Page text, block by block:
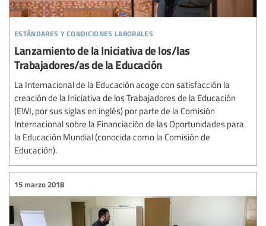
estándares y condiciones laborales
Lanzamiento de la Iniciativa de los/las
Trabajadores/as de la Educación
La Internacional de la Educación acoge con satisfacción la
creación de la Iniciativa de los Trabajadores de la Educación
(EWI, por sus siglas en inglés) por parte de la Comisión
Internacional sobre la Financiación de las Oportunidades para
la Educación Mundial (conocida como la Comisión de
Educación).
15 marzo 2018